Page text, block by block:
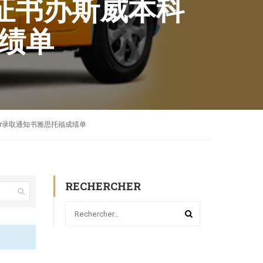
书办斯威本科
单
取通知书雅思托福成绩单
RECHERCHER